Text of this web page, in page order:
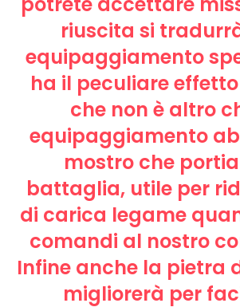
riuscita si
equipaggiamento
ha il peculiare
che non è altro
equipaggiamento
mostro che
battaglia, utile per
di carica legame
comandi al nostro
Infine anche la pietra
migliorerà per